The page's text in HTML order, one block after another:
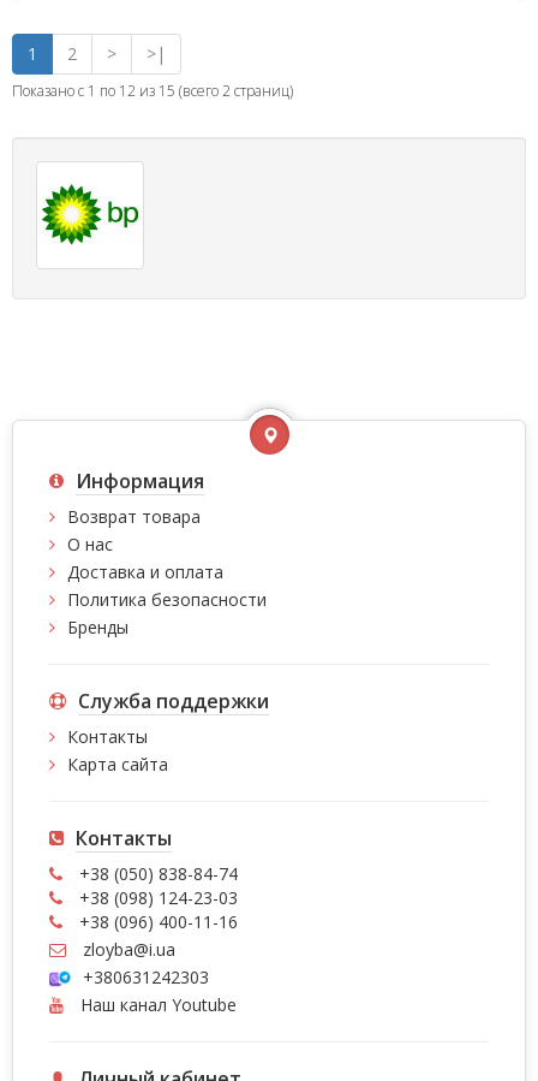
1 2 > >|
Показано с 1 по 12 из 15 (всего 2 страниц)
Информация
Возврат товара
О нас
Доставка и оплата
Политика безопасности
Бренды
Служба поддержки
Контакты
Карта сайта
Контакты
+38 (050) 838-84-74
+38 (098) 124-23-03
+38 (096) 400-11-16
zloyba@i.ua
+380631242303
Наш канал Youtube